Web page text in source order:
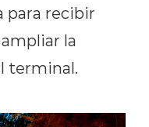
para recibir
la
terminal.